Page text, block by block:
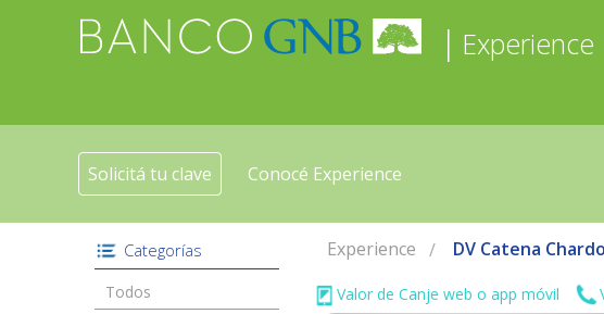
| Experience
Solicitá tu clave Conocé Experience
Categorías
Todos
Experience DV Catena
Valor de Canje web o app móvil